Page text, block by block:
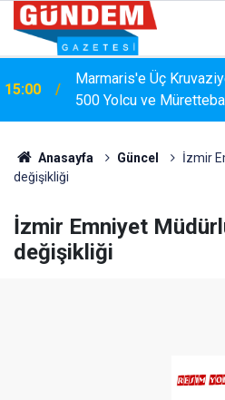
15:00
Marmaris'e Üç
500 Yolcu ve
Anasayfa Güncel
İzmir
değişikliği
İzmir Emniyet
değişikliği